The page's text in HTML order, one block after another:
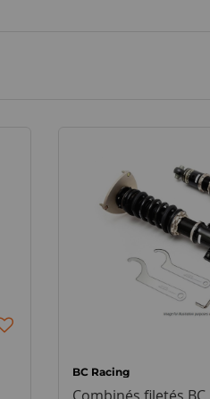
BC Racing